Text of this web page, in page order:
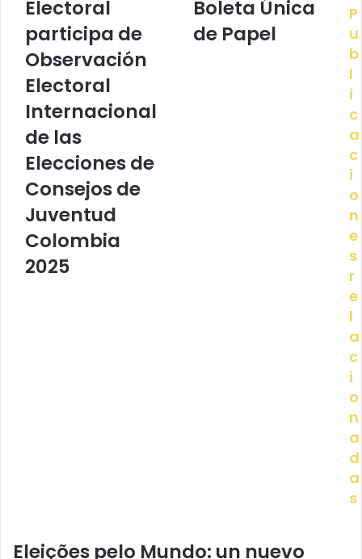
Electoral
participa de
Observación
Electoral
Internacional
de las
Elecciones de
Consejos de
Juventud
Colombia
2025
Boleta Única
de Papel
P
u
b
l
i
c
a
c
i
o
n
e
s
r
e
l
a
c
i
o
n
a
d
a
s
Eleições pelo Mundo: un nuevo